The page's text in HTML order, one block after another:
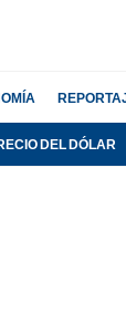
DEL DÓLAR